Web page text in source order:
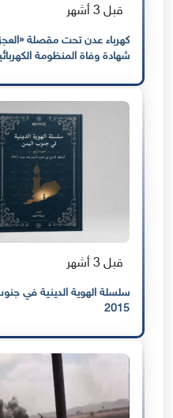
قبل 3 أشهر
شهادة وفاة المنظومة
قبل 3 أشهر
سلسلة الهوية الدينية في
2015